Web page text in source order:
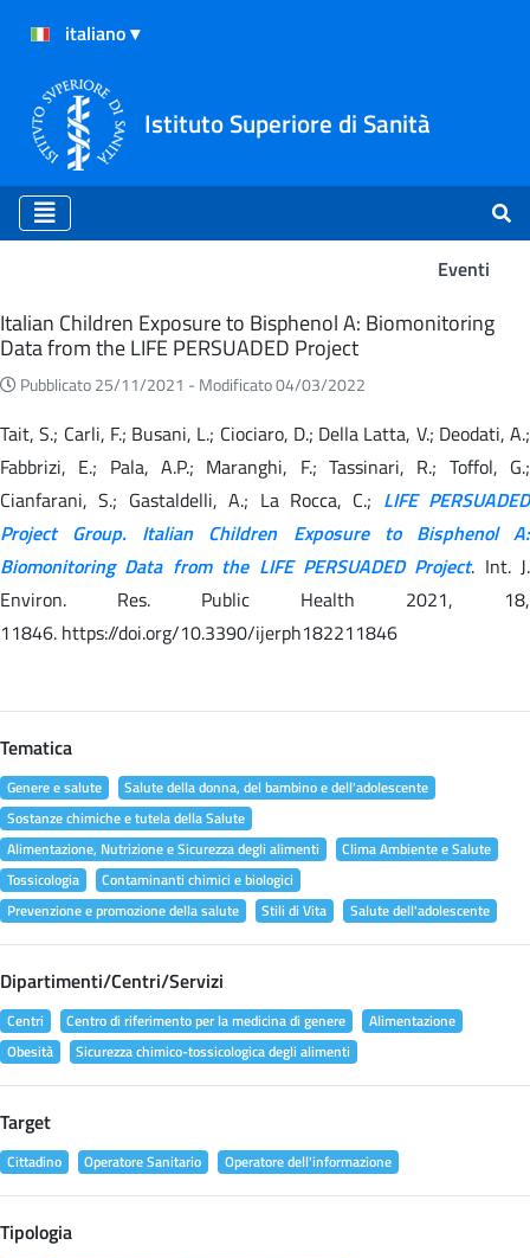
Istituto Superiore di Sanità
Eventi
Eventi
Italian Children Exposure to Bisphenol A: Biomonitoring
Data from the LIFE PERSUADED Project
Pubblicato 25/11/2021 - Modificato 04/03/2022
Tait, S.; Carli, F.; Busani, L.; Ciociaro, D.; Della Latta, V.; Deodati, A.;
Fabbrizi, E.; Pala, A.P.; Maranghi, F.; Tassinari, R.; Toffol, G.;
Cianfarani, S.; Gastaldelli, A.; La Rocca, C.; LIFE PERSUADED
Project Group. Italian Children Exposure to Bisphenol A:
Biomonitoring Data from the LIFE PERSUADED Project. Int. J.
Environ. Res. Public Health 2021, 18,
11846. https://doi.org/10.3390/ijerph182211846
Tematica
Genere e salute
Salute della donna, del bambino e dell'adolescente
Sostanze chimiche e tutela della Salute
Alimentazione, Nutrizione e Sicurezza degli alimenti
Clima Ambiente e Salute
Tossicologia
Contaminanti chimici e biologici
Prevenzione e promozione della salute
Stili di Vita Salute dell'adolescente
Dipartimenti/Centri/Servizi
Centri Centro di riferimento per la medicina di genere
Alimentazione
Obesità
Sicurezza chimico-tossicologica degli alimenti
Target
Cittadino Operatore Sanitario Operatore dell'informazione
Tipologia